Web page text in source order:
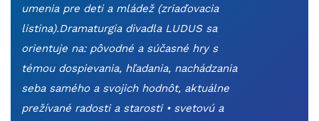
umenia pre deti a mládež (zriaďovacia
listina).Dramaturgia divadla LUDUS sa
orientuje na: pôvodné a súčasné hry s
témou dospievania, hľadania, nachádzania
seba samého a svojich hodnôt, aktuálne
prežívané radosti a starosti • svetovú a